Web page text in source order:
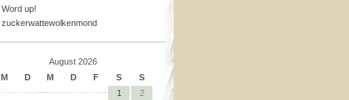
Word up!
zuckerwattewolkenmond
August 2026
M
D M D F S
S
1
2